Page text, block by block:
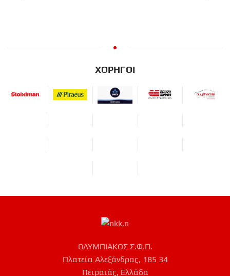
ΧΟΡΗΓΟΙ
ΟΛΥΜΠΙΑΚΟΣ Σ.Φ.Π.
Πλατεία Αλεξάνδρας, 185 34
Πειραιάς, Ελλάδα